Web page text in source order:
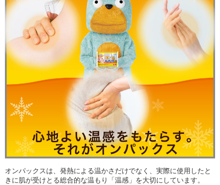
オンパックスは、発熱による温かさだけでなく、実際に使用したと
きに肌が受けとる総合的な温もり「温感」を大切にしています。